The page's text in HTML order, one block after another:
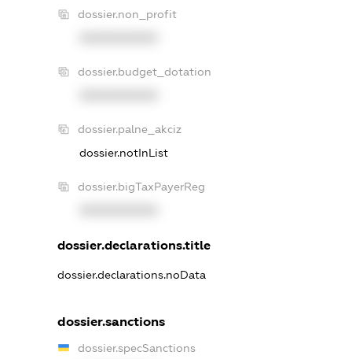
dossier.non_profit
dossier.budget_dotation
dossier.palne_akciz
dossier.notInList
dossier.bigTaxPayerReg
dossier.declarations.title
dossier.declarations.noData
dossier.sanctions
dossier.specSanctions